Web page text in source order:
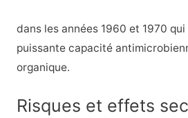
dans les années 1960 et 1970
puissante capacité
organique.
Risques et effets